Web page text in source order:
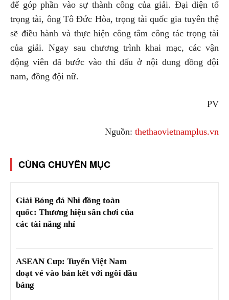
để góp phần vào sự thành công của giải. Đại diện tổ
trọng tài, ông Tô Đức Hòa, trọng tài quốc gia tuyên thệ
sẽ điều hành và thực hiện công tâm công tác trọng tài
của giải. Ngay sau chương trình khai mạc, các vận
động viên đã bước vào thi đấu ở nội dung đồng đội
nam, đồng đội nữ.
PV
Nguồn: thethaovietnamplus.vn
CÙNG CHUYÊN MỤC
Giải Bóng đá Nhi đồng toàn
quốc: Thương hiệu sân chơi của
các tài năng nhí
ASEAN Cup: Tuyển Việt Nam
đoạt vé vào bán kết với ngôi đầu
bảng